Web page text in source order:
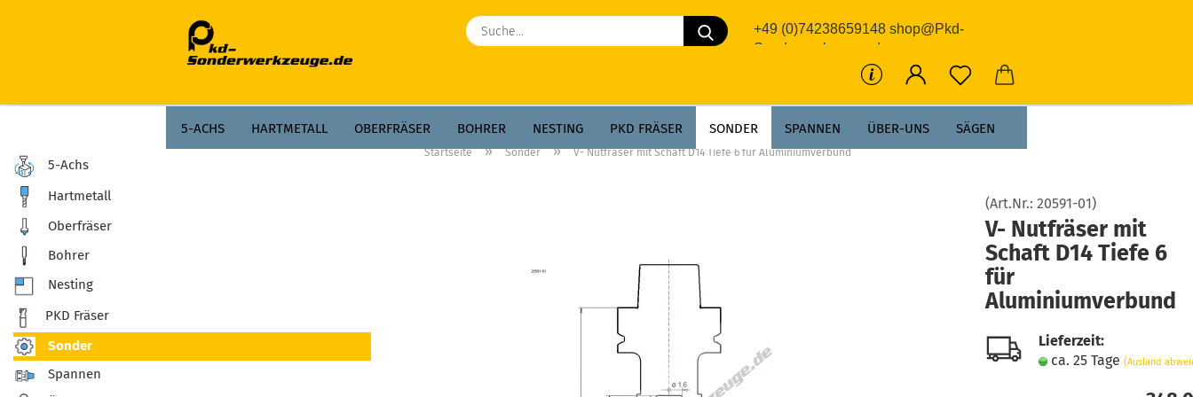
Suche...+49 (0)74238659148 shop@Pkd-
Sonderwerkzeuge.de
5-ACHS HARTMETALL OBERFRÄSER BOHRER NESTING PKD FRÄSER SONDER SPANNEN ÜBER-UNS SÄGEN
Startseite » Sonder » V- Nutfräser mit Schaft D14 Tiefe 6 für Aluminiumverbund
(Art.Nr.: 20591-01)
V- Nutfräser mit
Schaft D14 Tiefe 6
für
Aluminiumverbund
Lieferzeit:
ca. 25 Tage (Ausland
5-Achs
Hartmetall
Oberfräser
Bohrer
Nesting
PKD Fräser
Sonder
Spannen